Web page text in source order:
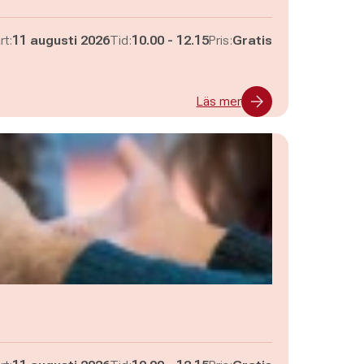
11 augusti 2026Tid:Pågår mellan
10.00 - och
12.15Pris:Gratis
Läs mer